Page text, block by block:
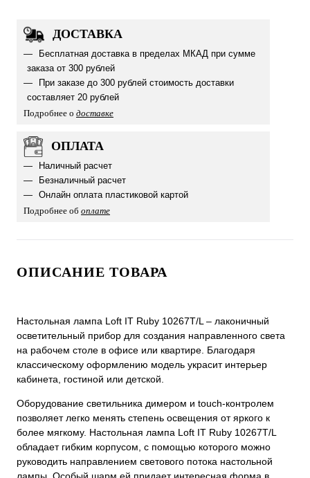
ДОСТАВКА
Бесплатная доставка в пределах МКАД при сумме
заказа от 300 рублей
При заказе до 300 рублей стоимость доставки
составляет 20 рублей
Подробнее о доставке
ОПЛАТА
Наличный расчет
Безналичный расчет
Онлайн оплата пластиковой картой
Подробнее об оплате
ОПИСАНИЕ ТОВАРА
Настольная лампа Loft IT Ruby 10267T/L – лаконичный
осветительный прибор для создания направленного света
на рабочем столе в офисе или квартире. Благодаря
классическому оформлению модель украсит интерьер
кабинета, гостиной или детской.
Оборудование светильника димером и touch-контролем
позволяет легко менять степень освещения от яркого к
более мягкому. Настольная лампа Loft IT Ruby 10267T/L
обладает гибким корпусом, с помощью которого можно
руководить направлением светового потока настольной